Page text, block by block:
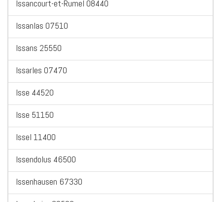
Issancourt-et-Rumel 08440
Issanlas 07510
Issans 25550
Issarles 07470
Isse 44520
Isse 51150
Issel 11400
Issendolus 46500
Issenhausen 67330